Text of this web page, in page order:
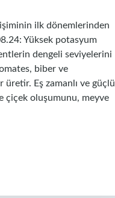
ilk dönemlerinden
Yüksek potasyum
dengeli seviyelerini
biber ve
üretir. Eş zamanlı ve güçlü
çiçek oluşumunu, meyve